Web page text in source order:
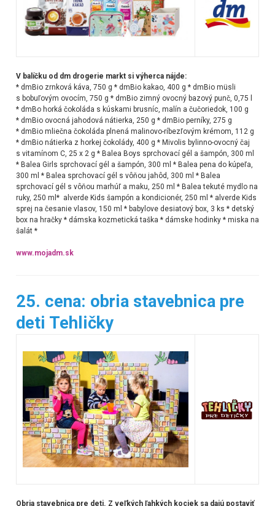
V balíčku od dm drogerie markt si výherca nájde:
* dmBio zrnková káva, 750 g * dmBio kakao, 400 g * dmBio müsli
s bobuľovým ovocím, 750 g * dmBio zimný ovocný bazový punč, 0,75 l
* dmBo horká čokoláda s kúskami brusníc, malín a čučoriedok, 100 g
* dmBio ovocná jahodová nátierka, 250 g * dmBio perníky, 275 g
* dmBio mliečna čokoláda plnená malinovo-ríbezľovým krémom, 112 g
* dmBio nátierka z horkej čokolády, 400 g * Mivolis bylinno-ovocný čaj
s vitamínom C, 25 x 2 g * Balea Boys sprchovací gél a šampón, 300 ml
* Balea Girls sprchovací gél a šampón, 300 ml * Balea pena do kúpeľa,
300 ml * Balea sprchovací gél s vôňou jahôd, 300 ml * Balea
sprchovací gél s vôňou marhúľ a maku, 250 ml * Balea tekuté mydlo na
ruky, 250 ml* alverde Kids šampón a kondicionér, 250 ml * alverde Kids
sprej na česanie vlasov, 150 ml * babylove desiatový box, 3 ks * detský
box na hračky * dámska kozmetická taška * dámske hodinky * miska na
šalát *
www.mojadm.sk
25. cena: obria stavebnica pre
deti Tehličky
Obria stavebnica pre deti. Z veľkých ľahkých kociek sa dajú postaviť